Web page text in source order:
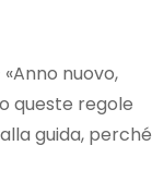
«Anno nuovo,
queste regole
guida, perché